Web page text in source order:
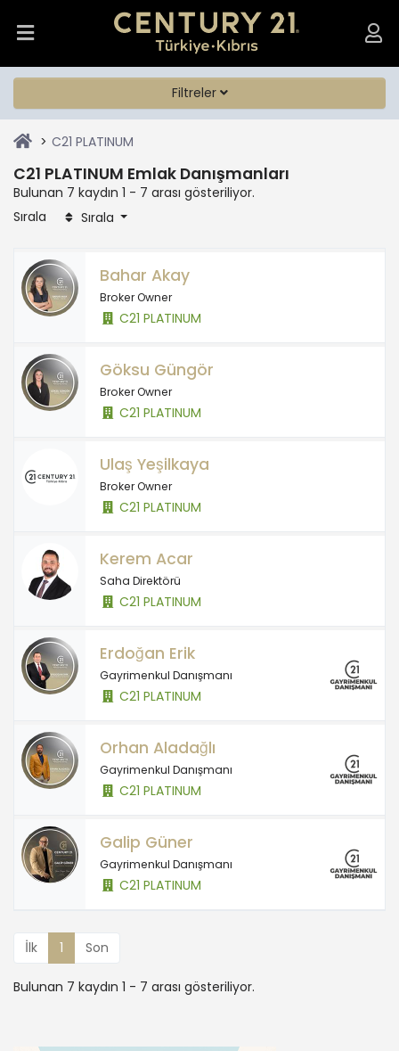
Filtreler
C21 PLATINUM
C21 PLATINUM Emlak Danışmanları
Bulunan 7 kaydın 1 - 7 arası gösteriliyor.
Sırala
Sırala
Bahar Akay
Broker Owner
C21 PLATINUM
Göksu Güngör
Broker Owner
C21 PLATINUM
Ulaş Yeşilkaya
Broker Owner
C21 PLATINUM
Kerem Acar
Saha Direktörü
C21 PLATINUM
Erdoğan Erik
Gayrimenkul Danışmanı
C21 PLATINUM
Orhan Aladağlı
Gayrimenkul Danışmanı
C21 PLATINUM
Galip Güner
Gayrimenkul Danışmanı
C21 PLATINUM
İlk 1 Son
Bulunan 7 kaydın 1 - 7 arası gösteriliyor.